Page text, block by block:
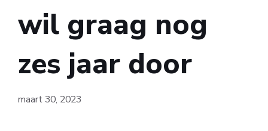
wil graag nog
zes jaar door
maart 30, 2023